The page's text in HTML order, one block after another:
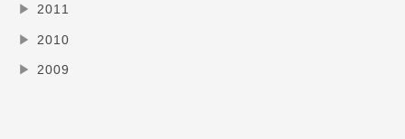
▶ 2011
▶ 2010
▶ 2009